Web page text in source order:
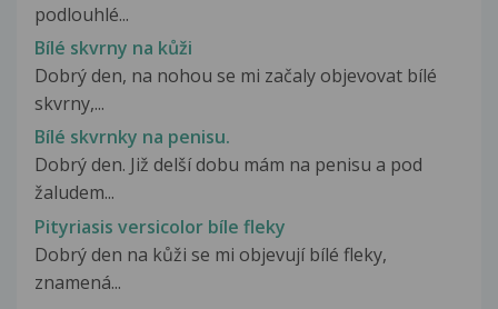
podlouhlé...
Bílé skvrny na kůži
Dobrý den, na nohou se mi začaly objevovat bílé
skvrny,...
Bílé skvrnky na penisu.
Dobrý den. Již delší dobu mám na penisu a pod
žaludem...
Pityriasis versicolor bíle fleky
Dobrý den na kůži se mi objevují bílé fleky,
znamená...